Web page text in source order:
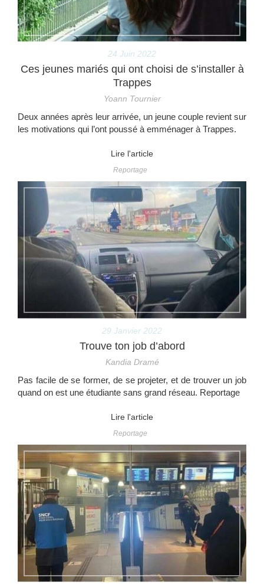
24 Juin 2022
Ces jeunes mariés qui ont choisi de s’installer à
Trappes
Yoann Tournier
Deux années après leur arrivée, un jeune couple revient sur
les motivations qui l’ont poussé à emménager à Trappes.
Lire l'article
Reportage
29 Janvier 2022
Trouve ton job d’abord
Kandia Dramé
Pas facile de se former, de se projeter, et de trouver un job
quand on est une étudiante sans grand réseau. Reportage
Lire l'article
Reportage